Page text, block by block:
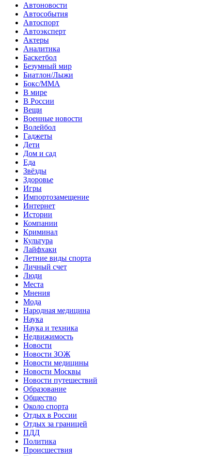
Автоновости
Автособытия
Автоспорт
Автоэксперт
Актеры
Аналитика
Баскетбол
Безумный мир
Биатлон/Лыжи
Бокс/MMA
В мире
В России
Вещи
Военные новости
Волейбол
Гаджеты
Дети
Дом и сад
Еда
Звёзды
Здоровье
Игры
Импортозамещение
Интернет
Истории
Компании
Криминал
Культура
Лайфхаки
Летние виды спорта
Личный счет
Люди
Места
Мнения
Мода
Народная медицина
Наука
Наука и техника
Недвижимость
Новости
Новости ЗОЖ
Новости медицины
Новости Москвы
Новости путешествий
Образование
Общество
Около спорта
Отдых в России
Отдых за границей
ПДД
Политика
Происшествия